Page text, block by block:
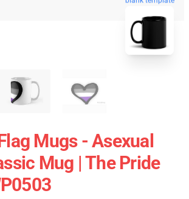
Mugs - Asexual
Mug | The Pride